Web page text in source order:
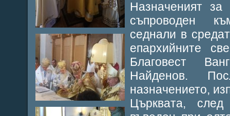
Назначеният
съпроводен
седнали в
епархийните
Благовест
Найденов.
назначението,
Църквата,